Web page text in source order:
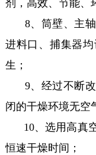
剂，高效、节能、
8、筒壁、主轴
进料口、捕集器
生；
9、经过不断改
闭的干燥环境无空
10、选用高真空
恒速干燥时间；